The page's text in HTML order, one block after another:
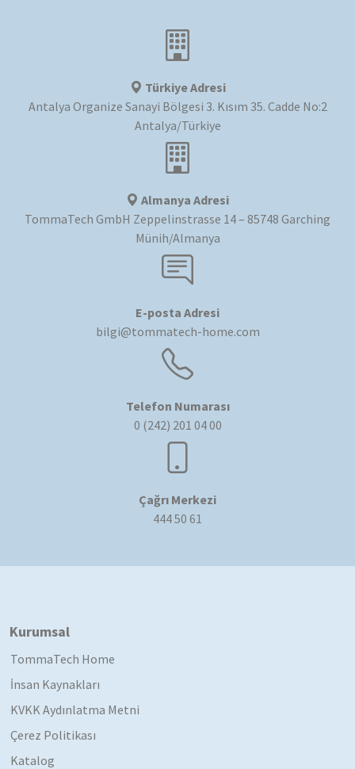
Türkiye Adresi
Antalya Organize Sanayi Bölgesi 3. Kısım 35. Cadde No:2
Antalya/Türkiye
Almanya Adresi
TommaTech GmbH Zeppelinstrasse 14 – 85748 Garching
Münih/Almanya
E-posta Adresi
bilgi@tommatech-home.com
Telefon Numarası
0 (242) 201 04 00
Çağrı Merkezi
444 50 61
Kurumsal
TommaTech Home
İnsan Kaynakları
KVKK Aydınlatma Metni
Çerez Politikası
Katalog